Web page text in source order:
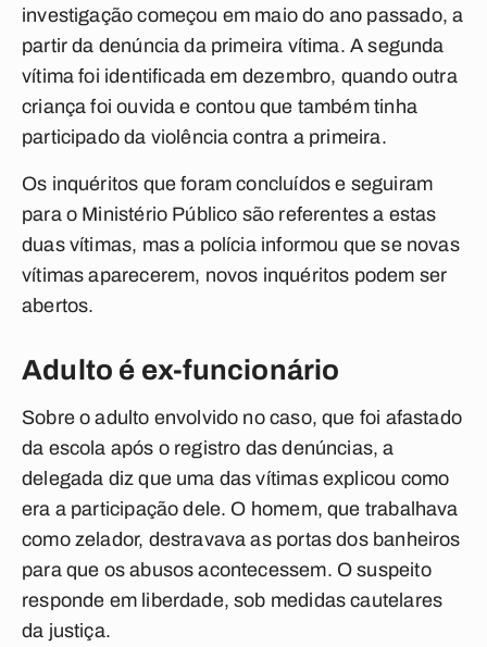
investigação começou em maio do ano passado, a
partir da denúncia da primeira vítima. A segunda
vítima foi identificada em dezembro, quando outra
criança foi ouvida e contou que também tinha
participado da violência contra a primeira.
Os inquéritos que foram concluídos e seguiram
para o Ministério Público são referentes a estas
duas vítimas, mas a polícia informou que se novas
vítimas aparecerem, novos inquéritos podem ser
abertos.
Adulto é ex-funcionário
Sobre o adulto envolvido no caso, que foi afastado
da escola após o registro das denúncias, a
delegada diz que uma das vítimas explicou como
era a participação dele. O homem, que trabalhava
como zelador, destravava as portas dos banheiros
para que os abusos acontecessem. O suspeito
responde em liberdade, sob medidas cautelares
da justiça.